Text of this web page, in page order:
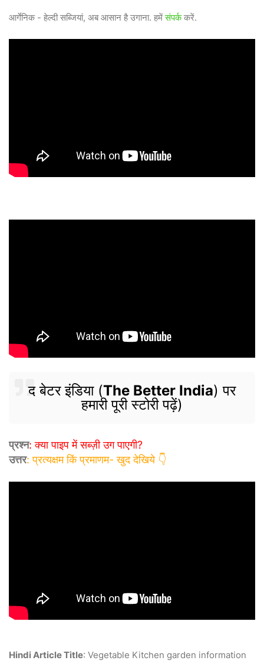
आर्गेनिक - हेल्दी सब्जियां, अब आसान है उगाना. हमेंसंपर्ककरें.
द बेटर इंडिया (The Better India) पर
हमारी पूरी स्टोरी पढ़ें)
प्रश्न: क्या पाइप में सब्ज़ी उग पाएगी?
उत्तर: प्रत्यक्षम किं प्रमाणम- खुद देखिये 👇
Hindi Article Title: Vegetable Kitchen garden information